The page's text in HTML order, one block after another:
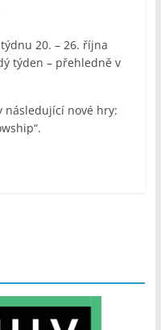
20. – 26. října
týden – přehledně v
následující nové hry: